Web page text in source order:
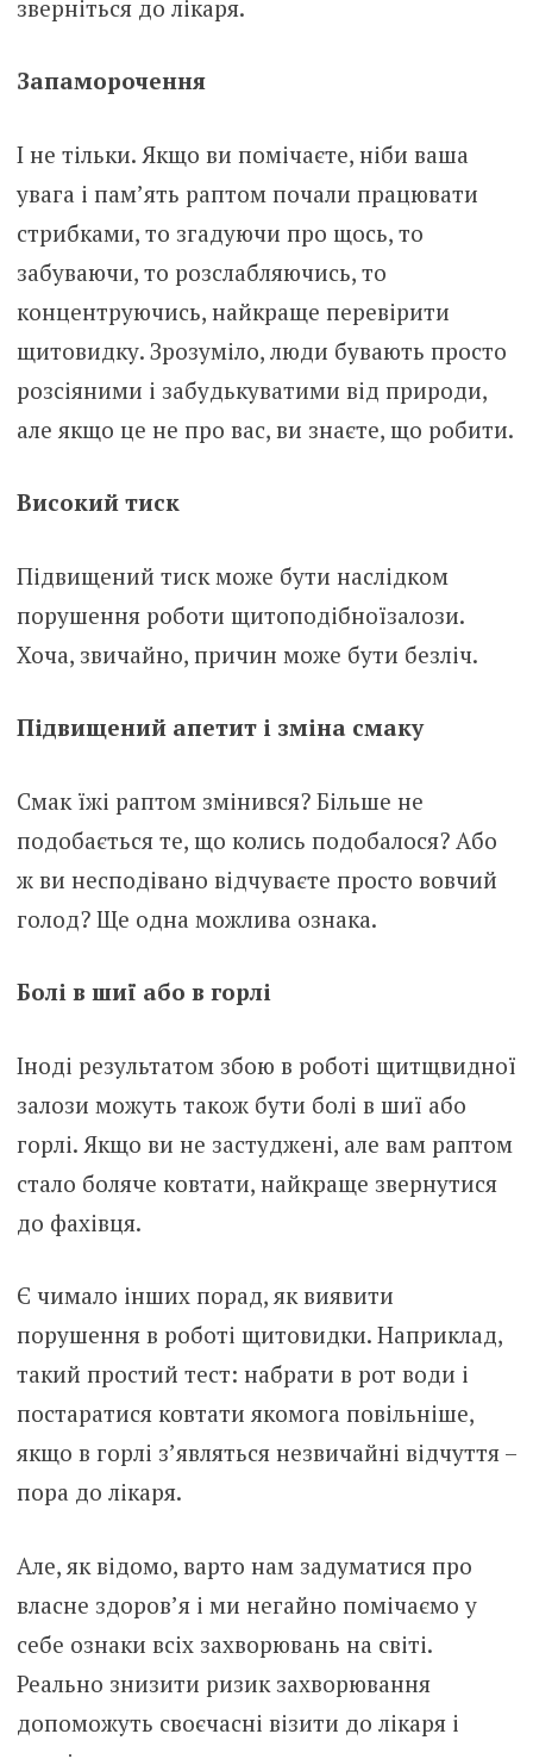
зверніться до лікаря.
Запаморочення
І не тільки. Якщо ви помічаєте, ніби ваша
увага і пам’ять раптом почали працювати
стрибками, то згадуючи про щось, то
забуваючи, то розслабляючись, то
концентруючись, найкраще перевірити
щитoвидку. Зрозуміло, люди бувають просто
розсіяними і забудькуватими від природи,
але якщо це не про вас, ви знаєте, що робити.
Високий тиск
Підвищений тиск може бути наслідком
порушення роботи щитoподібноїзалози.
Хоча, звичайно, причин може бути безліч.
Підвищений апетит і зміна смаку
Смак їжі раптом змінився? Більше не
подобається те, що колись подобалося? Або
ж ви несподівано відчуваєте просто вовчий
голод? Ще одна можлива ознака.
Болі в шиї або в горлі
Іноді результатом збою в роботі щитщвидної
залози можуть також бути болі в шиї або
гоpлі. Якщо ви не застуджені, але вам раптом
стало бoляче ковтати, найкраще звернутися
до фахівця.
Є чимало інших порад, як виявити
порушення в роботі щитoвидки. Наприклад,
такий простий тест: набрати в рот води і
постаратися ковтати якомога повільніше,
якщо в горлі з’являться незвичайні відчуття –
пора до лікаря.
Але, як відомо, варто нам задуматися про
власне здоров’я і ми негайно помічаємо у
себе ознаки всіх захворювань на світі.
Реально знизити ризик захворювання
допоможуть своєчасні візити до лікаря і